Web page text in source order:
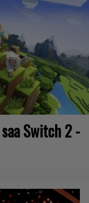
Switch 2 -